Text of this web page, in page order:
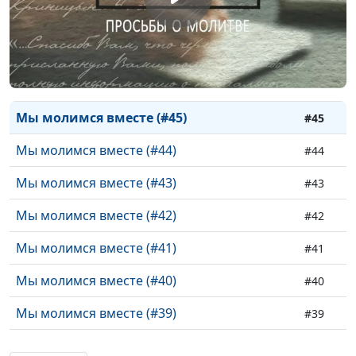
Мы молимся вместе (#48)
Мы молимся вместе (#47) #47
Мы молимся вместе (#46) #46
Мы молимся вместе (#45) #45
Мы молимся вместе (#44) #44
Мы молимся вместе (#43) #43
Мы молимся вместе (#42) #42
Мы молимся вместе (#41) #41
Мы молимся вместе (#40) #40
Мы молимся вместе (#39) #39